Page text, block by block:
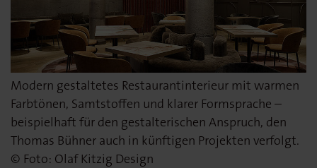
Modern gestaltetes Restaurantinterieur mit warmen
Farbtönen, Samtstoffen und klarer Formsprache –
beispielhaft für den gestalterischen Anspruch, den
Thomas Bühner auch in künftigen Projekten verfolgt.
© Foto: Olaf Kitzig Design
Bühner legt großen Wert auf Design, Qualität und
Atmosphäre. Foto: © Olaf Kitzig Design